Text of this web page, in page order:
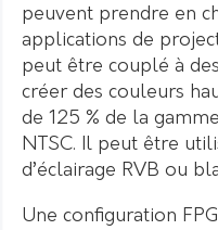
peuvent prendre en
applications de
peut être couplé à
créer des couleurs
de 125 % de la
NTSC. Il peut être
d’éclairage RVB ou
Une configuration